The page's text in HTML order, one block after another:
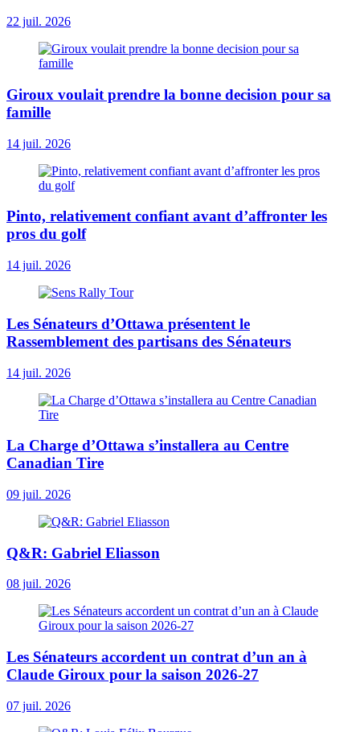
22 juil. 2026
Giroux voulait prendre la bonne decision pour sa
famille
14 juil. 2026
Pinto, relativement confiant avant d’affronter les
pros du golf
14 juil. 2026
Les Sénateurs d’Ottawa présentent le
Rassemblement des partisans des Sénateurs
14 juil. 2026
La Charge d’Ottawa s’installera au Centre
Canadian Tire
09 juil. 2026
Q&R: Gabriel Eliasson
08 juil. 2026
Les Sénateurs accordent un contrat d’un an à
Claude Giroux pour la saison 2026-27
07 juil. 2026